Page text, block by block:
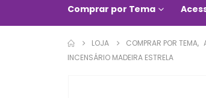
Comprar por Tema
LOJA COMPRAR POR TEMA,
INCENSÁRIO MADEIRA ESTRELA